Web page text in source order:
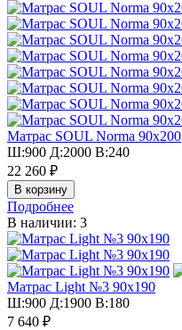
Матрас SOUL Norma 90х200
Ш:900 Д:2000 В:240
22 260 ₽
Подробнее
В наличии: 3
Матрас Light №3 90х190
Ш:900 Д:1900 В:180
7 640 ₽